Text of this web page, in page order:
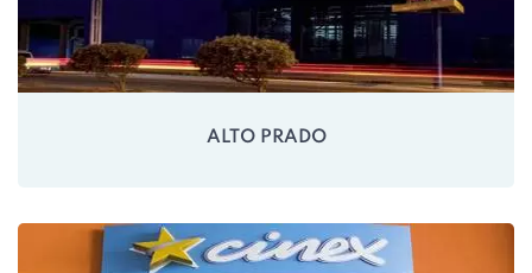
ALTO PRADO